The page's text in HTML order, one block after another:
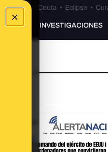
×
•Bulos Ceuta • Eclipse •
INVESTIGACIONES